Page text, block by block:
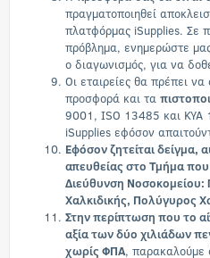
πραγματοποιηθεί
πλατφόρμας iSupplies. Σε
πρόβλημα, ενημερώστε
ο διαγωνισμός, για να
Οι εταιρείες θα πρέπει
προσφορά και τα
9001, ISO 13485 και ΚΥΑ
iSupplies εφόσον
Εφόσον ζητείται δείγμα,
απευθείας στο Τμήμα που
Διεύθυνση Νοσοκομείου:
Χαλκιδικής, Πολύγυρος
Στην περίπτωση που το
αξία των δύο χιλιάδων
χωρίς ΦΠΑ, παρακαλούμε